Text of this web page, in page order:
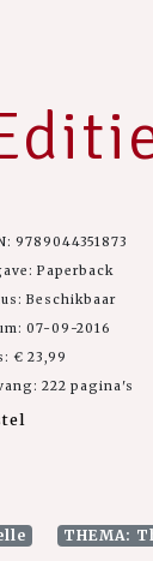
9789044351873
Paperback
Beschikbaar
07-09-2016
€ 23,99
222 pagina's
THEMA: